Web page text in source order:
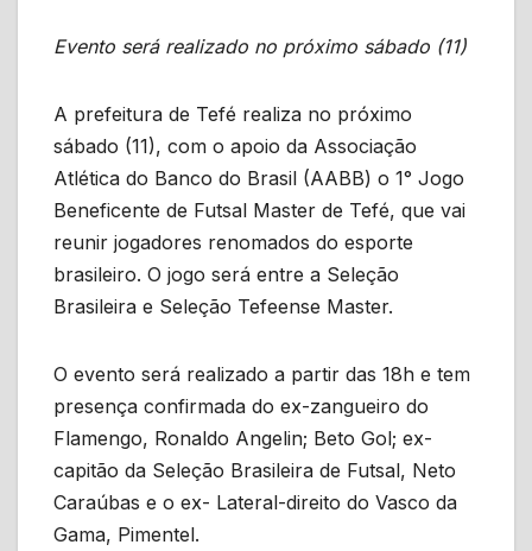
Evento será realizado no próximo sábado (11)
A prefeitura de Tefé realiza no próximo
sábado (11), com o apoio da Associação
Atlética do Banco do Brasil (AABB) o 1° Jogo
Beneficente de Futsal Master de Tefé, que vai
reunir jogadores renomados do esporte
brasileiro. O jogo será entre a Seleção
Brasileira e Seleção Tefeense Master.
O evento será realizado a partir das 18h e tem
presença confirmada do ex-zangueiro do
Flamengo, Ronaldo Angelin; Beto Gol; ex-
capitão da Seleção Brasileira de Futsal, Neto
Caraúbas e o ex- Lateral-direito do Vasco da
Gama, Pimentel.